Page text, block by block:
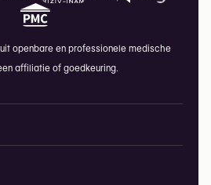
openbare en professionele medische
affiliatie of goedkeuring.